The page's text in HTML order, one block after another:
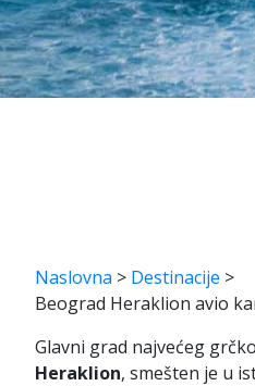
Naslovna > Destinacije >
Beograd Heraklion avio
Glavni grad najvećeg
Heraklion, smešten je u